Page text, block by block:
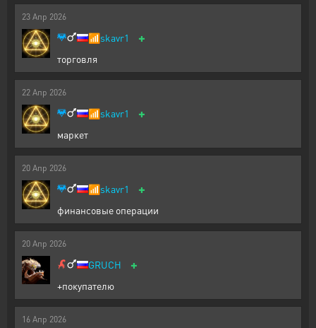
23 Апр 2026
📶skavr1 +
торговля
22 Апр 2026
📶skavr1 +
маркет
20 Апр 2026
📶skavr1 +
финансовые операции
20 Апр 2026
GRUCH +
+покупателю
16 Апр 2026